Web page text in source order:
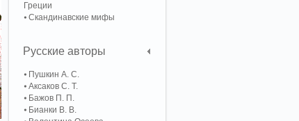
Греции
Скандинавские мифы
Русские авторы
Пушкин А. С.
Аксаков С. Т.
Бажов П. П.
Бианки В. В.